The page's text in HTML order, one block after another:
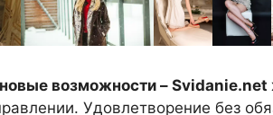
возможности – Svidanie.net
Удовлетворение без